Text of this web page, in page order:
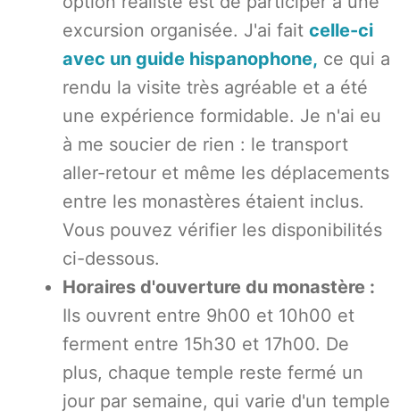
excursion organisée. J'ai fait celle-ci
avec un guide hispanophone, ce qui a
rendu la visite très agréable et a été
une expérience formidable. Je n'ai eu
à me soucier de rien : le transport
aller-retour et même les déplacements
entre les monastères étaient inclus.
Vous pouvez vérifier les disponibilités
ci-dessous.
Horaires d'ouverture du monastère :
Ils ouvrent entre 9h00 et 10h00 et
ferment entre 15h30 et 17h00. De
plus, chaque temple reste fermé un
jour par semaine, qui varie d'un temple